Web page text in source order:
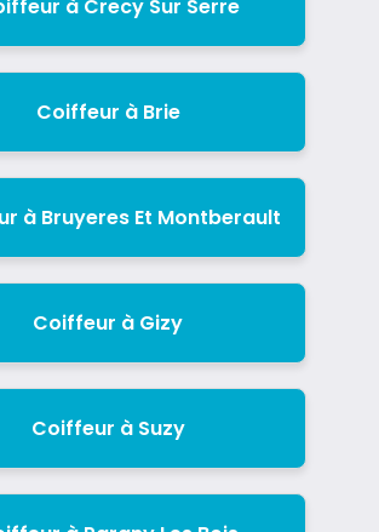
à Crecy Sur Serre
Coiffeur à Brie
à Bruyeres Et Montberault
Coiffeur à Gizy
Coiffeur à Suzy